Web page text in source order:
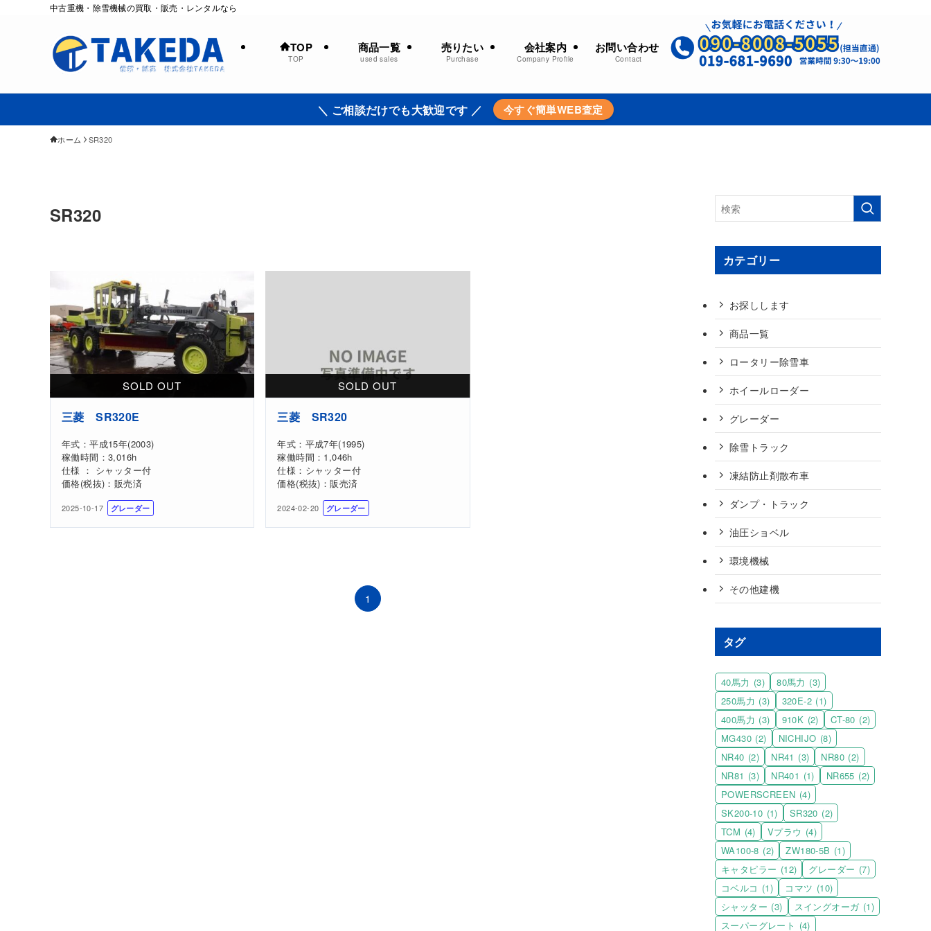
中古重機・除雪機械の買取・販売・レンタルなら
TOP
TOP
商品一覧
used sales
売りたい
Purchase
会社案内
Company Profile
お問い合わせ
Contact
＼ ご相談だけでも大歓迎です ／ 今すぐ簡単WEB査定
ホーム SR320
SR320
三菱 SR320E
年式：平成15年(2003)
稼働時間：3,016h
仕様 ： シャッター付
価格(税抜)：販売済
2025-10-17 グレーダー
三菱 SR320
年式：平成7年(1995)
稼働時間：1,046h
仕様：シャッター付
価格(税抜)：販売済
2024-02-20 グレーダー
1
カテゴリー
お探しします
商品一覧
ロータリー除雪車
ホイールローダー
グレーダー
除雪トラック
凍結防止剤散布車
ダンプ・トラック
油圧ショベル
環境機械
その他建機
タグ
40馬力 (3) 80馬力 (3)
250馬力 (3) 320E-2 (1)
400馬力 (3) 910K (2) CT-80 (2)
MG430 (2) NICHIJO (8)
NR40 (2) NR41 (3) NR80 (2)
NR81 (3) NR401 (1) NR655 (2)
POWERSCREEN (4)
SK200-10 (1) SR320 (2)
TCM (4) Vプラウ (4)
WA100-8 (2) ZW180-5B (1)
キャタピラー (12) グレーダー (7)
コベルコ (1) コマツ (10)
シャッター (3) スイングオーガ (1)
スーパーグレート (4)